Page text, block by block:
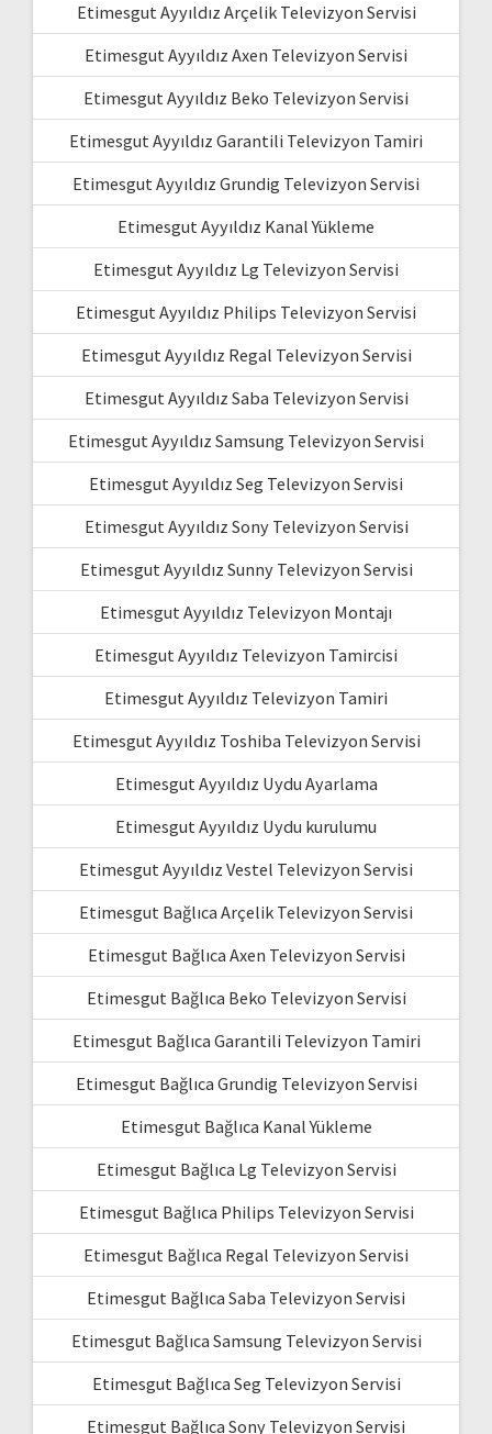
Etimesgut Ayyıldız Arçelik Televizyon Servisi
Etimesgut Ayyıldız Axen Televizyon Servisi
Etimesgut Ayyıldız Beko Televizyon Servisi
Etimesgut Ayyıldız Garantili Televizyon Tamiri
Etimesgut Ayyıldız Grundig Televizyon Servisi
Etimesgut Ayyıldız Kanal Yükleme
Etimesgut Ayyıldız Lg Televizyon Servisi
Etimesgut Ayyıldız Philips Televizyon Servisi
Etimesgut Ayyıldız Regal Televizyon Servisi
Etimesgut Ayyıldız Saba Televizyon Servisi
Etimesgut Ayyıldız Samsung Televizyon Servisi
Etimesgut Ayyıldız Seg Televizyon Servisi
Etimesgut Ayyıldız Sony Televizyon Servisi
Etimesgut Ayyıldız Sunny Televizyon Servisi
Etimesgut Ayyıldız Televizyon Montajı
Etimesgut Ayyıldız Televizyon Tamircisi
Etimesgut Ayyıldız Televizyon Tamiri
Etimesgut Ayyıldız Toshiba Televizyon Servisi
Etimesgut Ayyıldız Uydu Ayarlama
Etimesgut Ayyıldız Uydu kurulumu
Etimesgut Ayyıldız Vestel Televizyon Servisi
Etimesgut Bağlıca Arçelik Televizyon Servisi
Etimesgut Bağlıca Axen Televizyon Servisi
Etimesgut Bağlıca Beko Televizyon Servisi
Etimesgut Bağlıca Garantili Televizyon Tamiri
Etimesgut Bağlıca Grundig Televizyon Servisi
Etimesgut Bağlıca Kanal Yükleme
Etimesgut Bağlıca Lg Televizyon Servisi
Etimesgut Bağlıca Philips Televizyon Servisi
Etimesgut Bağlıca Regal Televizyon Servisi
Etimesgut Bağlıca Saba Televizyon Servisi
Etimesgut Bağlıca Samsung Televizyon Servisi
Etimesgut Bağlıca Seg Televizyon Servisi
Etimesgut Bağlıca Sony Televizyon Servisi